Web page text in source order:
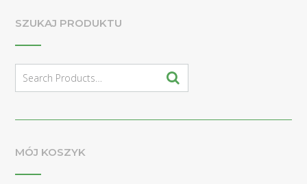
SZUKAJ PRODUKTU
for:
MÓJ KOSZYK